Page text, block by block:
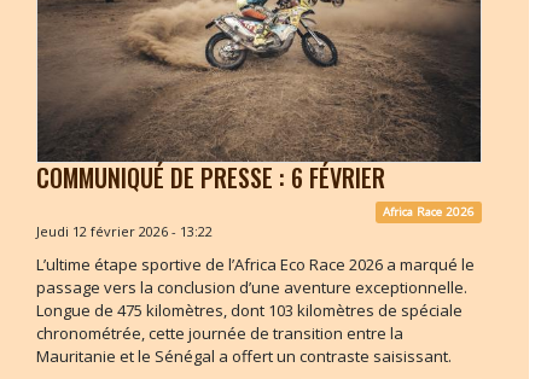
COMMUNIQUÉ DE PRESSE : 6 FÉVRIER
Africa Race 2026
Jeudi 12 février 2026 - 13:22
L’ultime étape sportive de l’Africa Eco Race 2026 a marqué le
passage vers la conclusion d’une aventure exceptionnelle.
Longue de 475 kilomètres, dont 103 kilomètres de spéciale
chronométrée, cette journée de transition entre la
Mauritanie et le Sénégal a offert un contraste saisissant.